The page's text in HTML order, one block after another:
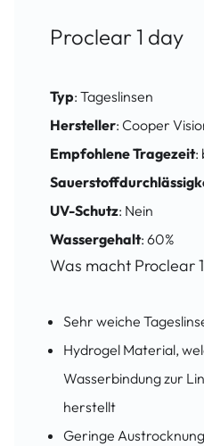
Proclear 1 day
Typ: Tageslinsen
Hersteller: Cooper
Empfohlene Tragezeit:
UV-Schutz: Nein
Wassergehalt: 60%
Was macht Proclear
Sehr weiche
Hydrogel Material,
Wasserbindung zur
herstellt
Geringe Austrocknung